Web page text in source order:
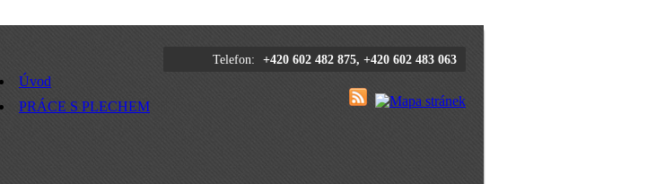
Telefon: +420 602 482 875, +420 602 483 063
Úvod
PRÁCE S PLECHEM